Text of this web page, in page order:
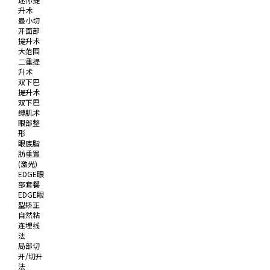
升术
最小切
开面部
提升术
大范围
二重提
升术
双下巴
提升术
双下巴
缚肌术
眼部整
形
眼底脂
肪重置
(激光)
EDGE眼
部套餐
EDGE眼
型矫正
自然粘
连埋线
法
局部切
开/切开
法